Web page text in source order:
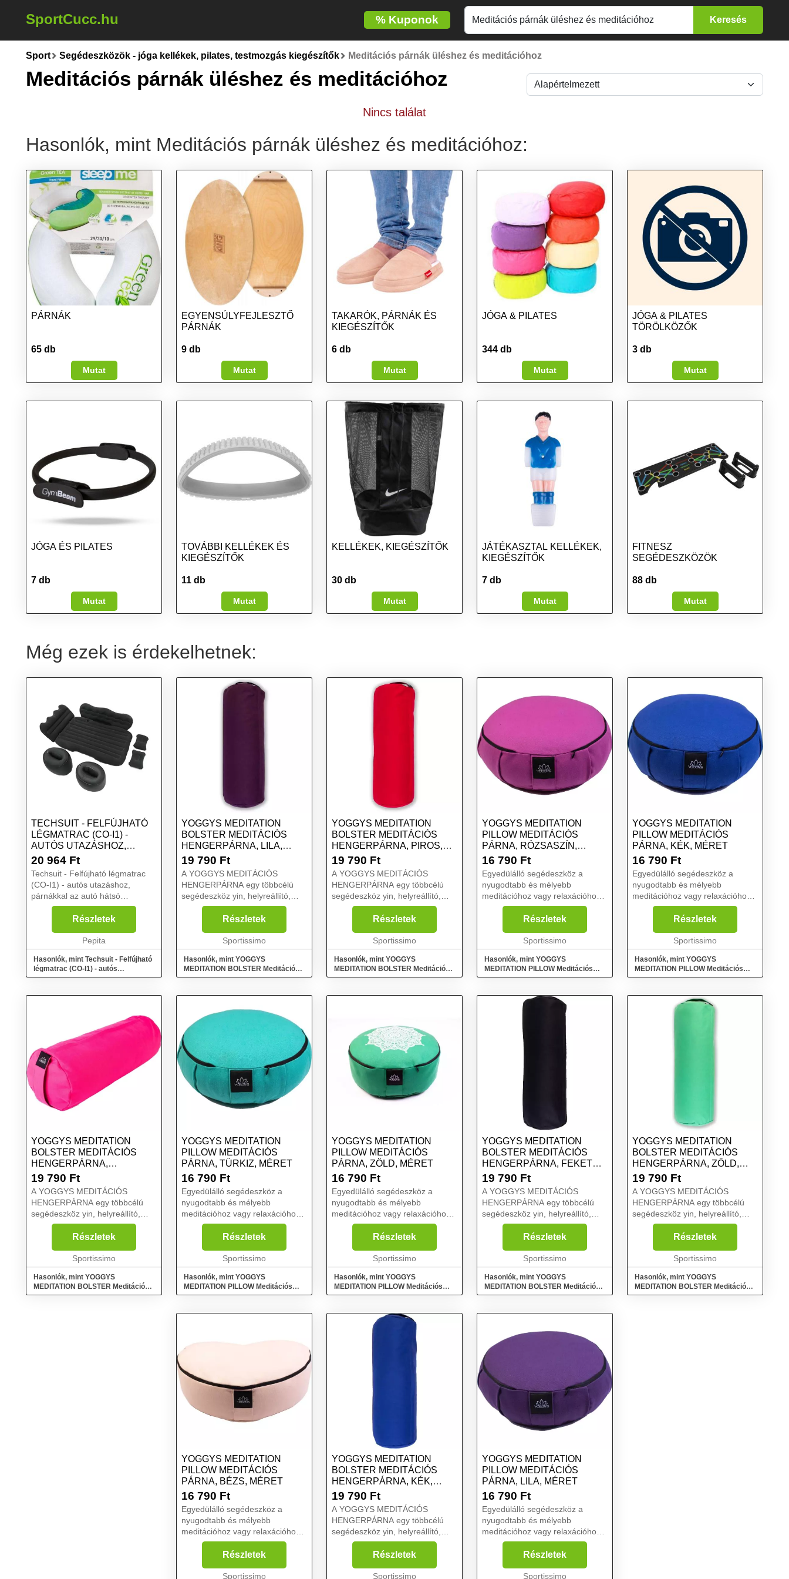
SportCucc.hu %Kuponok
Sport Segédeszközök - jóga kellékek, pilates, testmozgás kiegészítők Meditációs párnák üléshez és meditációhoz
Meditációs párnák üléshez és meditációhoz
Nincs találat
Hasonlók, mint Meditációs párnák üléshez és meditációhoz:
PÁRNÁK
65 db
Mutat
EGYENSÚLYFEJLESZTŐ
PÁRNÁK
9 db
Mutat
TAKARÓK, PÁRNÁK ÉS
KIEGÉSZÍTŐK
6 db
Mutat
JÓGA & PILATES
344 db
Mutat
JÓGA & PILATES
TÖRÖLKÖZŐK
3 db
Mutat
JÓGA ÉS PILATES
7 db
Mutat
TOVÁBBI KELLÉKEK ÉS
KIEGÉSZÍTŐK
11 db
Mutat
KELLÉKEK, KIEGÉSZÍTŐK
30 db
Mutat
JÁTÉKASZTAL KELLÉKEK,
KIEGÉSZÍTŐK
7 db
Mutat
FITNESZ
SEGÉDESZKÖZÖK
88 db
Mutat
Még ezek is érdekelhetnek:
TECHSUIT - FELFÚJHATÓ
LÉGMATRAC (CO-I1) -
AUTÓS UTAZÁSHOZ,
PÁRNÁK...
20 964 Ft
Techsuit - Felfújható légmatrac
(CO-I1) - autós utazáshoz,
párnákkal az autó hátsó
üléséhez, 130 x 85 cm - fekete
Részletek
Pepita
Hasonlók, mint Techsuit - Felfújható
légmatrac (CO-I1) - autós
utazáshoz, párnák...
YOGGYS MEDITATION
BOLSTER MEDITÁCIÓS
HENGERPÁRNA, LILA,
MÉRET
19 790 Ft
A YOGGYS MEDITÁCIÓS
HENGERPÁRNA egy többcélú
segédeszköz yin, helyreállító,
kismama vagy hatha jógához, de
igazából remek választás
bárkinek, aki szeretne relaxálni
és ellazulni. Rehabilitációs
Részletek
Sportissimo
Hasonlók, mint YOGGYS
MEDITATION BOLSTER Meditációs
hengerpárna, lila, méret
YOGGYS MEDITATION
BOLSTER MEDITÁCIÓS
HENGERPÁRNA, PIROS,
MÉRET
19 790 Ft
A YOGGYS MEDITÁCIÓS
HENGERPÁRNA egy többcélú
segédeszköz yin, helyreállító,
kismama vagy hatha jógához, de
igazából remek választás
bárkinek, aki szeretne relaxálni
és ellazulni. Rehabilitációs
Részletek
Sportissimo
Hasonlók, mint YOGGYS
MEDITATION BOLSTER Meditációs
hengerpárna, piros, méret
YOGGYS MEDITATION
PILLOW MEDITÁCIÓS
PÁRNA, RÓZSASZÍN,
MÉRET
16 790 Ft
Egyedülálló segédeszköz a
nyugodtabb és mélyebb
meditációhoz vagy relaxációhoz.
A YOGGYS meditációs párna
kellő kényelmet, könnyebb
koncentrációt és minőségi,
zavaró tényezők nélküli
Részletek
Sportissimo
Hasonlók, mint YOGGYS
MEDITATION PILLOW Meditációs
párna, rózsaszín, méret
YOGGYS MEDITATION
PILLOW MEDITÁCIÓS
PÁRNA, KÉK, MÉRET
16 790 Ft
Egyedülálló segédeszköz a
nyugodtabb és mélyebb
meditációhoz vagy relaxációhoz.
A YOGGYS meditációs párna
kellő kényelmet, könnyebb
koncentrációt és minőségi,
zavaró tényezők nélküli
Részletek
Sportissimo
Hasonlók, mint YOGGYS
MEDITATION PILLOW Meditációs
párna, kék, méret
YOGGYS MEDITATION
BOLSTER MEDITÁCIÓS
HENGERPÁRNA,
RÓZSASZÍN, MÉRET
19 790 Ft
A YOGGYS MEDITÁCIÓS
HENGERPÁRNA egy többcélú
segédeszköz yin, helyreállító,
kismama vagy hatha jógához, de
igazából remek választás
bárkinek, aki szeretne relaxálni
és ellazulni. Rehabilitációs
Részletek
Sportissimo
Hasonlók, mint YOGGYS
MEDITATION BOLSTER Meditációs
hengerpárna, rózsaszín, méret
YOGGYS MEDITATION
PILLOW MEDITÁCIÓS
PÁRNA, TÜRKIZ, MÉRET
16 790 Ft
Egyedülálló segédeszköz a
nyugodtabb és mélyebb
meditációhoz vagy relaxációhoz.
A YOGGYS meditációs párna
kellő kényelmet, könnyebb
koncentrációt és minőségi,
zavaró tényezők nélküli
Részletek
Sportissimo
Hasonlók, mint YOGGYS
MEDITATION PILLOW Meditációs
párna, türkiz, méret
YOGGYS MEDITATION
PILLOW MEDITÁCIÓS
PÁRNA, ZÖLD, MÉRET
16 790 Ft
Egyedülálló segédeszköz a
nyugodtabb és mélyebb
meditációhoz vagy relaxációhoz.
A YOGGYS MANDALA
meditációs párna kellő
kényelmet, könnyebb
koncentrációt és minőségi,
meditáció...
Részletek
Sportissimo
Hasonlók, mint YOGGYS
MEDITATION PILLOW Meditációs
párna, zöld, méret
YOGGYS MEDITATION
BOLSTER MEDITÁCIÓS
HENGERPÁRNA, FEKETE,
MÉRET
19 790 Ft
A YOGGYS MEDITÁCIÓS
HENGERPÁRNA egy többcélú
segédeszköz yin, helyreállító,
kismama vagy hatha jógához, de
igazából remek választás
bárkinek, aki szeretne relaxálni
és ellazulni. Rehabilitációs
Részletek
Sportissimo
Hasonlók, mint YOGGYS
MEDITATION BOLSTER Meditációs
hengerpárna, fekete, méret
YOGGYS MEDITATION
BOLSTER MEDITÁCIÓS
HENGERPÁRNA, ZÖLD,
MÉRET
19 790 Ft
A YOGGYS MEDITÁCIÓS
HENGERPÁRNA egy többcélú
segédeszköz yin, helyreállító,
kismama vagy hatha jógához, de
igazából remek választás
bárkinek, aki szeretne relaxálni
és ellazulni. Rehabilitációs
Részletek
Sportissimo
Hasonlók, mint YOGGYS
MEDITATION BOLSTER Meditációs
hengerpárna, zöld, méret
YOGGYS MEDITATION
PILLOW MEDITÁCIÓS
PÁRNA, BÉZS, MÉRET
16 790 Ft
Egyedülálló segédeszköz a
nyugodtabb és mélyebb
meditációhoz vagy relaxációhoz.
A YOGGYS SZÍV meditációs
párna kellő kényelmet, könnyebb
koncentrációt és minőségi,
zavaró tényezők nélküli
Részletek
Sportissimo
YOGGYS MEDITATION
BOLSTER MEDITÁCIÓS
HENGERPÁRNA, KÉK,
MÉRET
19 790 Ft
A YOGGYS MEDITÁCIÓS
HENGERPÁRNA egy többcélú
segédeszköz yin, helyreállító,
kismama vagy hatha jógához, de
igazából remek választás
bárkinek, aki szeretne relaxálni
és ellazulni. Rehabilitációs
Részletek
Sportissimo
YOGGYS MEDITATION
PILLOW MEDITÁCIÓS
PÁRNA, LILA, MÉRET
16 790 Ft
Egyedülálló segédeszköz a
nyugodtabb és mélyebb
meditációhoz vagy relaxációhoz.
A YOGGYS meditációs párna
kellő kényelmet, könnyebb
koncentrációt és minőségi,
zavaró tényezők nélküli
Részletek
Sportissimo